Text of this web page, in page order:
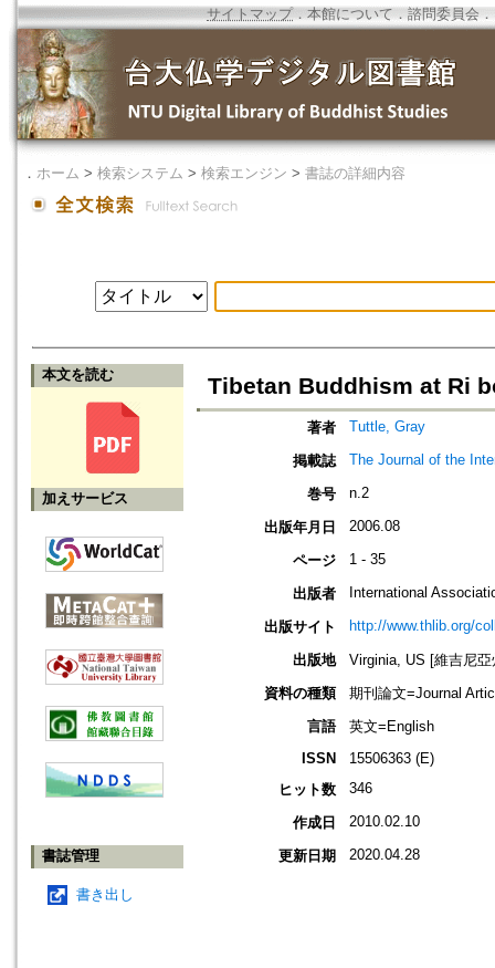
サイトマップ．本館について ． 諮問委員会 ．
． ホーム > 検索システム > 検索エンジン > 書誌の詳細内容
本文を読む
加えサービス
書誌管理
書き出し
Tibetan Buddhism at Ri
著者 Tuttle, Gray
掲載誌 The Journal of the
巻号 n.2
出版年月日 2006.08
ページ 1 - 35
出版者 International
出版サイト http://www.thlib.org/
出版地
Virginia, US [維吉尼
資料の種類
期刊論文=Journal
言語
英文=English
ISSN
15506363 (E)
ヒット数
346
作成日 2010.02.10
更新日期 2020.04.28